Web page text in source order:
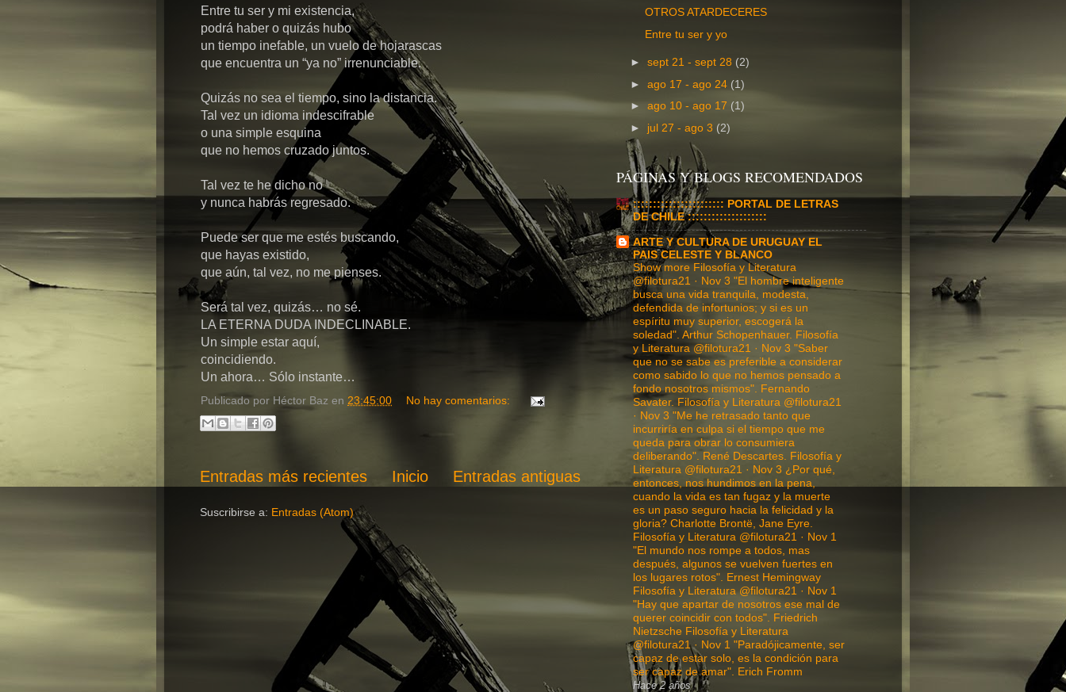
Entre tu ser y mi existencia,
podrá haber o quizás hubo
un tiempo inefable, un vuelo de hojarascas
que encuentra un “ya no” irrenunciable.
Quizás no sea el tiempo, sino la distancia.
Tal vez un idioma indescifrable
o una simple esquina
que no hemos cruzado juntos.
Tal vez te he dicho no
y nunca habrás regresado.
Puede ser que me estés buscando,
que hayas existido,
que aún, tal vez, no me pienses.
Será tal vez, quizás… no sé.
LA ETERNA DUDA INDECLINABLE.
Un simple estar aquí,
coincidiendo.
Un ahora… Sólo instante…
Publicado por Héctor Baz en 23:45:00 No hay comentarios:
Entradas más recientes Entradas antiguas
Inicio
Suscribirse a: Entradas (Atom)
OTROS ATARDECERES
Entre tu ser y yo
►sept 21 - sept 28 (2)
►ago 17 - ago 24 (1)
►ago 10 - ago 17 (1)
► jul 27 - ago 3 (2)
PÁGINAS Y BLOGS RECOMENDADOS
::::::::::::::::::::::: PORTAL DE LETRAS
DE CHILE ::::::::::::::::::::
ARTE Y CULTURA DE URUGUAY EL
PAIS CELESTE Y BLANCO
Show more Filosofía y Literatura
@filotura21 · Nov 3 "El hombre inteligente
busca una vida tranquila, modesta,
defendida de infortunios; y si es un
espíritu muy superior, escogerá la
soledad". Arthur Schopenhauer. Filosofía
y Literatura @filotura21 · Nov 3 "Saber
que no se sabe es preferible a considerar
como sabido lo que no hemos pensado a
fondo nosotros mismos". Fernando
Savater. Filosofía y Literatura @filotura21
· Nov 3 "Me he retrasado tanto que
incurriría en culpa si el tiempo que me
queda para obrar lo consumiera
deliberando". René Descartes. Filosofía y
Literatura @filotura21 · Nov 3 ¿Por qué,
entonces, nos hundimos en la pena,
cuando la vida es tan fugaz y la muerte
es un paso seguro hacia la felicidad y la
gloria? Charlotte Brontë, Jane Eyre.
Filosofía y Literatura @filotura21 · Nov 1
"El mundo nos rompe a todos, mas
después, algunos se vuelven fuertes en
los lugares rotos". Ernest Hemingway
Filosofía y Literatura @filotura21 · Nov 1
"Hay que apartar de nosotros ese mal de
querer coincidir con todos". Friedrich
Nietzsche Filosofía y Literatura
@filotura21 · Nov 1 "Paradójicamente, ser
capaz de estar solo, es la condición para
ser capaz de amar". Erich Fromm
Hace 2 años